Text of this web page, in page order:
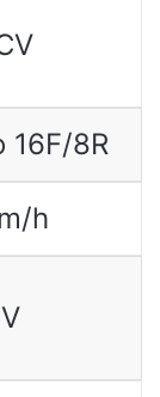
16F/8R
h